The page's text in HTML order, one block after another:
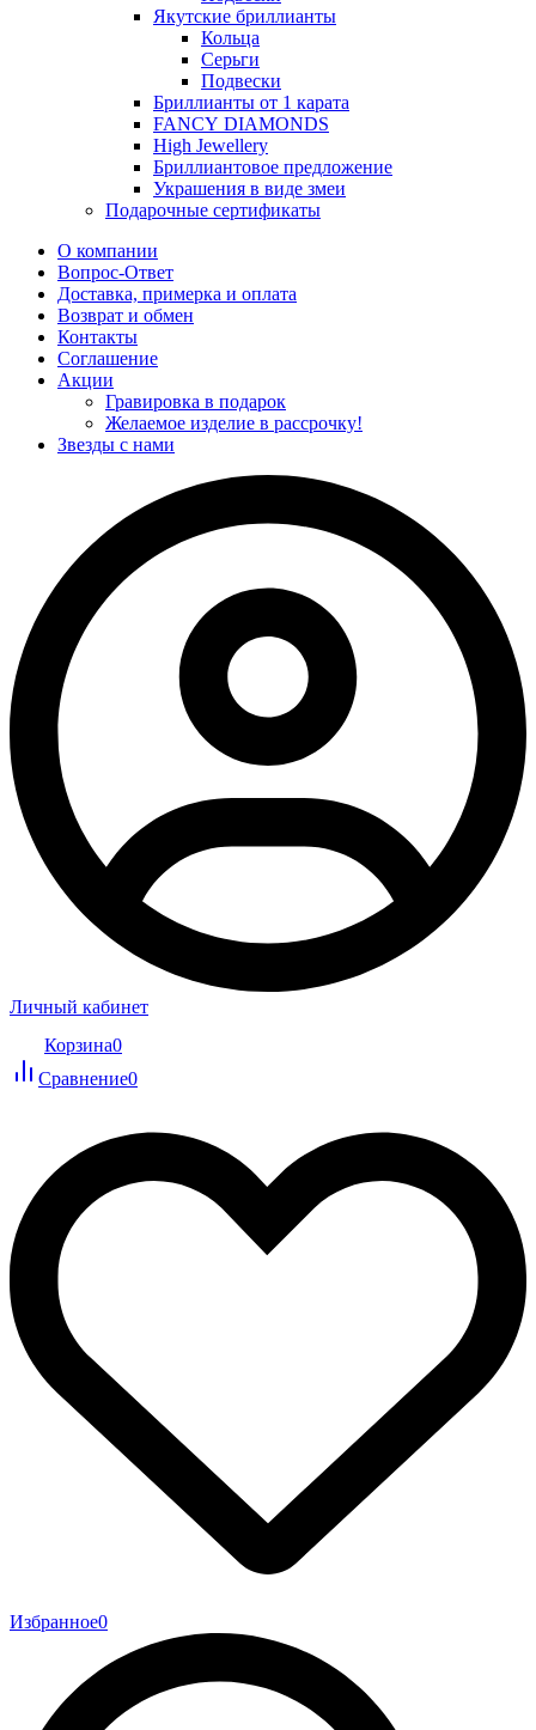
Якутские бриллианты
Кольца
Серьги
Подвески
Бриллианты от 1 карата
FANCY DIAMONDS
High Jewellery
Бриллиантовое предложение
Украшения в виде змеи
Подарочные сертификаты
О компании
Вопрос-Ответ
Доставка, примерка и оплата
Возврат и обмен
Контакты
Соглашение
Акции
Гравировка в подарок
Желаемое изделие в рассрочку!
Звезды с нами
Личный кабинет
Корзина0
Сравнение0
Избранное0